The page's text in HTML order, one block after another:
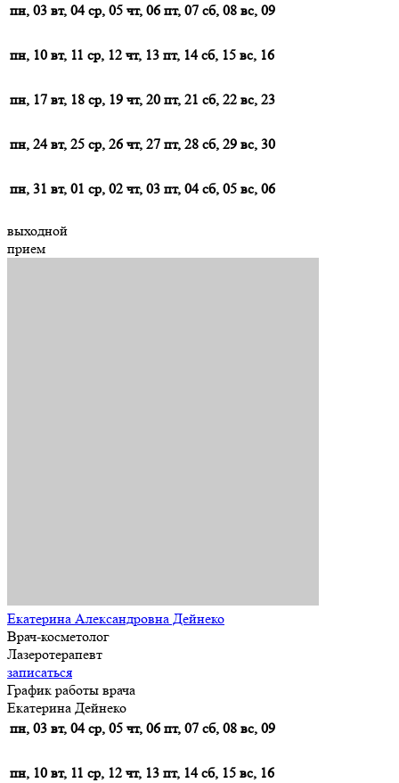
пн, 03 вт, 04 ср, 05 чт, 06 пт, 07 сб, 08 вс, 09
пн, 10 вт, 11 ср, 12 чт, 13 пт, 14 сб, 15 вс, 16
пн, 17 вт, 18 ср, 19 чт, 20 пт, 21 сб, 22 вс, 23
пн, 24 вт, 25 ср, 26 чт, 27 пт, 28 сб, 29 вс, 30
пн, 31 вт, 01 ср, 02 чт, 03 пт, 04 сб, 05 вс, 06
выходной
прием
Екатерина Александровна Дейнеко
Врач-косметолог
Лазеротерапевт
записаться
График работы врача
Екатерина Дейнеко
пн, 03 вт, 04 ср, 05 чт, 06 пт, 07 сб, 08 вс, 09
пн, 10 вт, 11 ср, 12 чт, 13 пт, 14 сб, 15 вс, 16